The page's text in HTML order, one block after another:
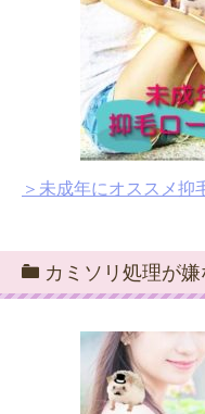
＞未成年にオススメ抑
カミソリ処理が嫌